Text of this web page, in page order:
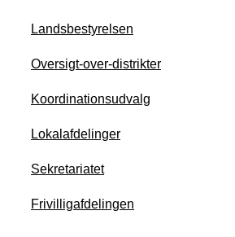
Landsbestyrelsen
Oversigt-over-distrikter
Koordinationsudvalg
Lokalafdelinger
Sekretariatet
Frivilligafdelingen